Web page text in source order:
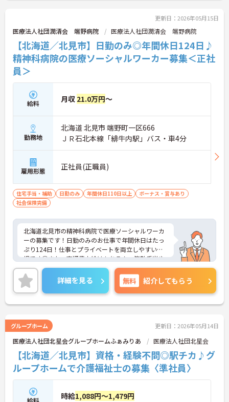
更新日：2026年05月15日
医療法人社団潤清会 端野病院 医療法人社団潤清会 端野病院
【北海道／北見市】日勤のみ◎年間休日124日♪
精神科病院の医療ソーシャルワーカー募集＜正社
員＞
給料 月収 21.0万円～
勤務地
北海道 北見市 端野町一区666
ＪＲ石北本線「緋牛内駅」バス・車4分
雇用形態 正社員(正職員)
住宅手当・補助 日勤のみ 年間休日110日以上
ボーナス・賞与あり
社会保険完備
北海道北見市の精神科病院で医療ソーシャルワーカ
ーの募集です！日勤のみのお仕事で年間休日はたっ
ぷり124日！仕事とプライベートを両立しやすい職
場です◎また、交通費支給はもちろん、皆勤手当や
燃料手当などの手当も充実しており、待遇面も安心
です♪ご興味のある方は面接ポイントをお伝えしま
すので、お気軽にご相談ください！
詳細を見る 無料 紹介してもらう
グループホーム 更新日：2026年05月14日
医療法人社団北星会グループホームふぁみりあ 医療法人社団北星会
【北海道／北見市】資格・経験不問◎駅チカ♪グ
ループホームで介護福祉士の募集〈準社員〉
時給1,088円～1,479円